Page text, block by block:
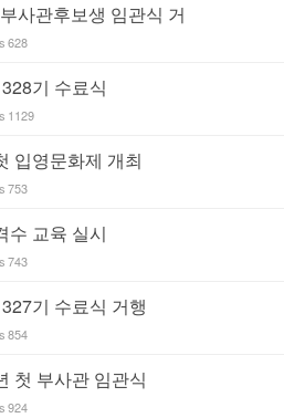
사관후보생 임관식 거
628
기 수료식
1129
입영문화제 개최
753
수 교육 실시
743
기 수료식 거행
854
첫 부사관 임관식
924